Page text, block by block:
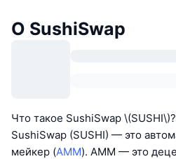
О SushiSwap
Что такое SushiSwap \(SUSHI\)?
SushiSwap (SUSHI) — это
мейкер (AMM). AMM — это